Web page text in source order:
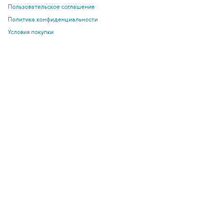
Пользовательское соглашение
Политика конфиденциальности
Условия покупки